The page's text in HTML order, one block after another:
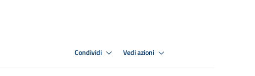
Condividi Vedi azioni